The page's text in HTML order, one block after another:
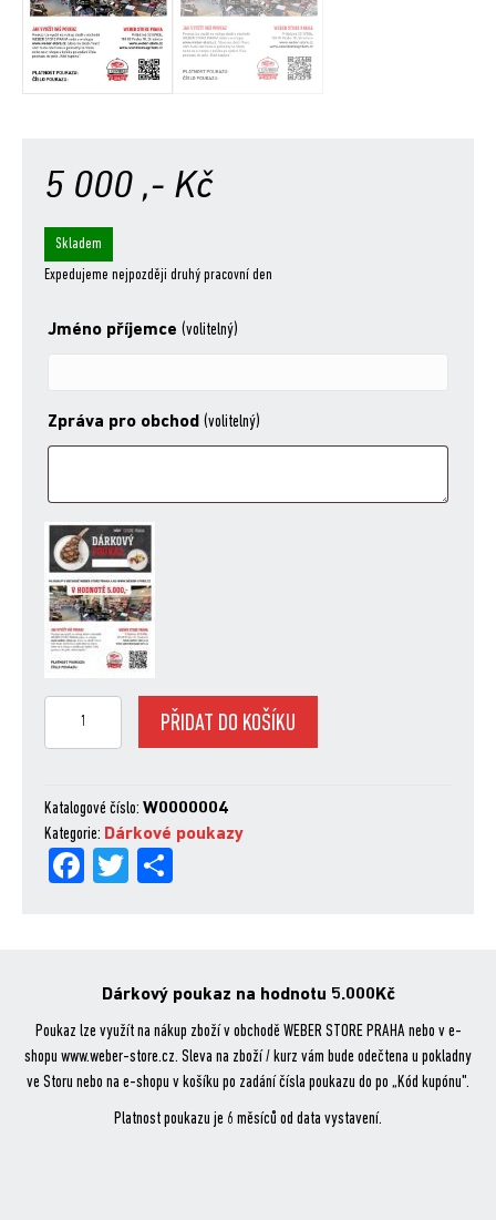
5 000 ,- Kč
Skladem
Expedujeme nejpozději druhý pracovní den
Jméno příjemce (volitelný)
Zpráva pro obchod (volitelný)
poukaz
PŘIDAT DO KOŠÍKU
Katalogové číslo: W0000004
Kategorie: Dárkové poukazy
Fa
Tw
Dárkový poukaz na hodnotu 5.000Kč
Poukaz lze využít na nákup zboží v obchodě WEBER STORE PRAHA nebo v e-
shopu www.weber-store.cz. Sleva na zboží / kurz vám bude odečtena u pokladny
ve Storu nebo na e-shopu v košíku po zadání čísla poukazu do po „Kód kupónu".
Platnost poukazu je 6 měsíců od data vystavení.